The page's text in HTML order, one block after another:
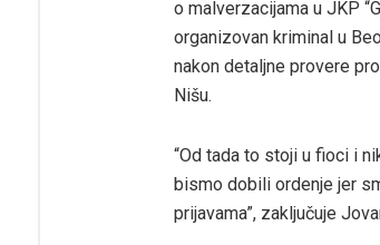
o malverzacijama u JKP
organizovan kriminal u
nakon detaljne provere
Nišu.
“Od tada to stoji u fioci i
bismo dobili ordenje jer
prijavama”, zaključuje